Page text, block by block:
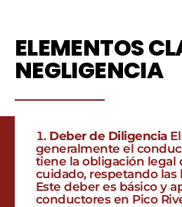
ELEMENTOS
NEGLIGENCIA
Deber de DiligenciaEl
generalmente el
tiene la obligación legal
cuidado, respetando las
Este deber es básico y
conductores en Pico